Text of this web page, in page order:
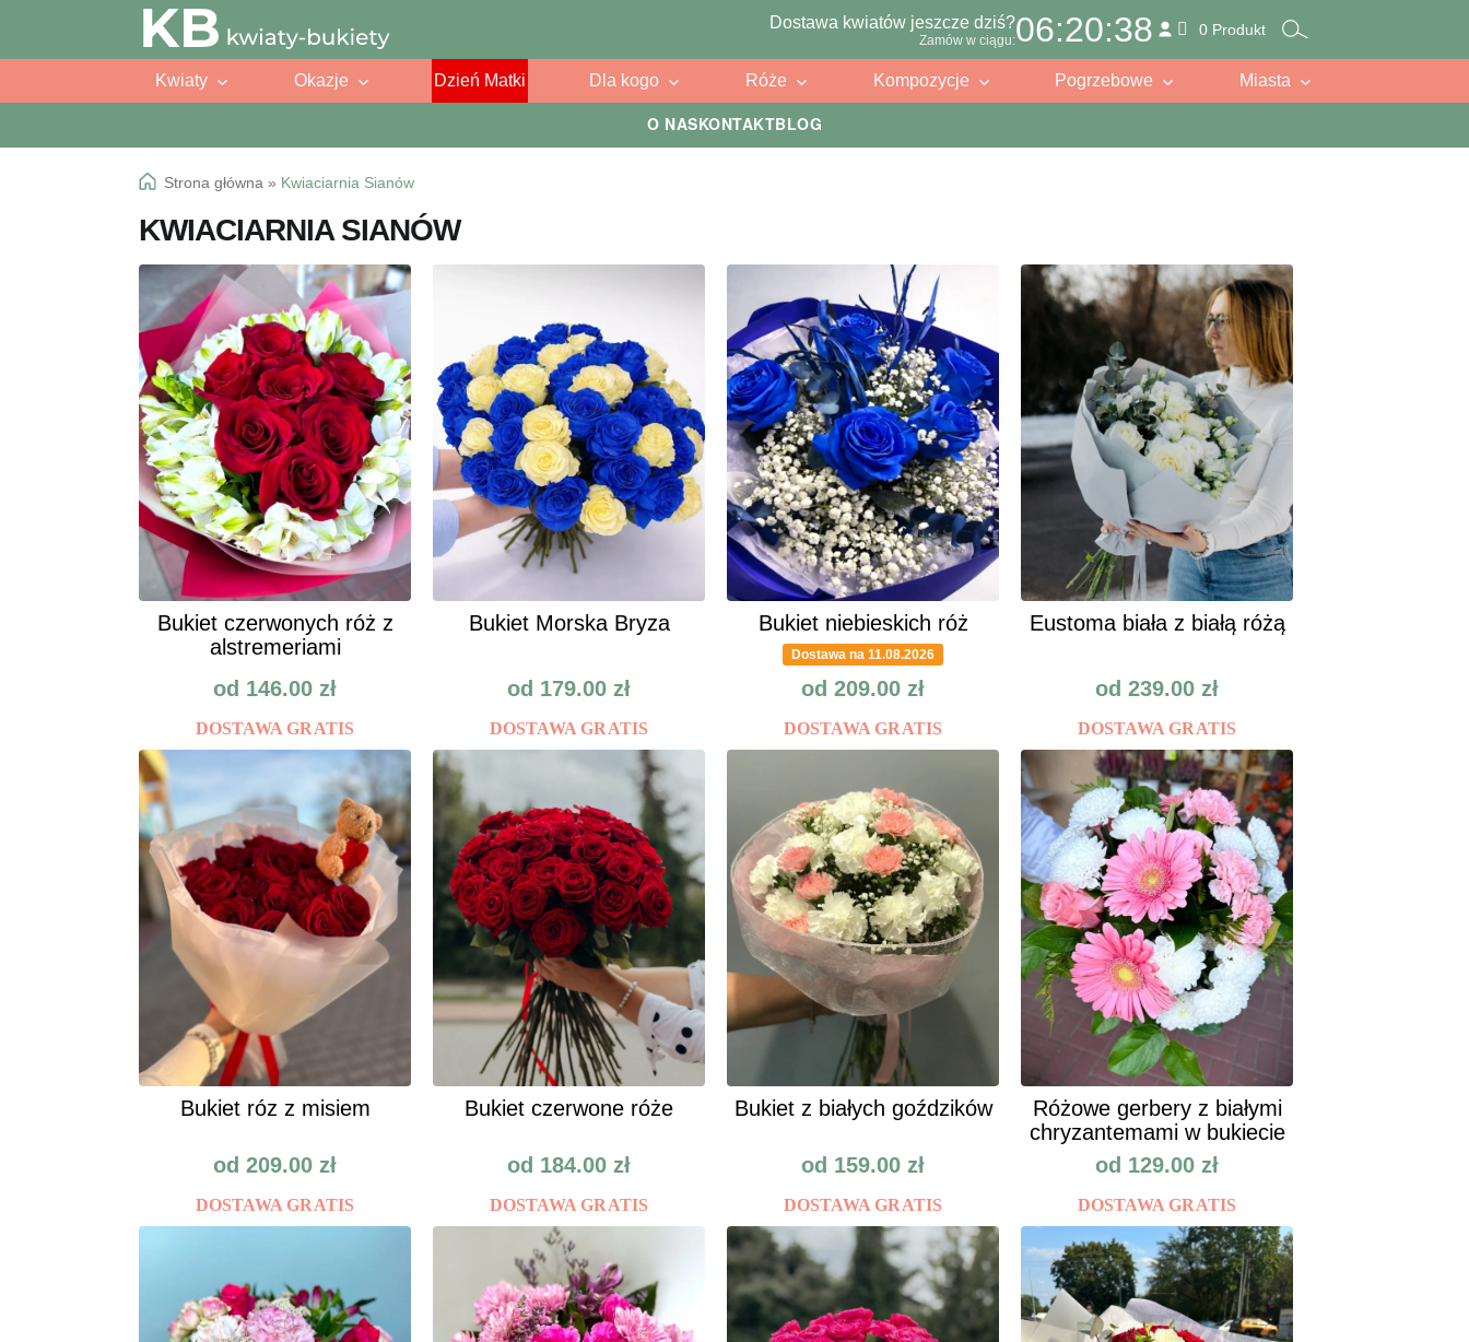
O NASKONTAKTBLOG
Przejdź
do
Przejdź
do
Dostawa kwiatów jeszcze dziś?
Zamów w ciągu:06:20:36 0 Produkt
Kwiaty Okazje Dzień Matki Dla kogo Róże Kompozycje Pogrzebowe Miasta
Strona główna » Kwiaciarnia Sianów
KWIACIARNIA SIANÓW
Bukiet czerwonych róż z
alstremeriami
od 146.00 zł
DOSTAWA GRATIS
Bukiet Morska Bryza
od 179.00 zł
DOSTAWA GRATIS
Bukiet niebieskich róż
Dostawa na 11.08.2026
od 209.00 zł
DOSTAWA GRATIS
Eustoma biała z białą różą
od 239.00 zł
DOSTAWA GRATIS
Bukiet róz z misiem
od 209.00 zł
DOSTAWA GRATIS
Bukiet czerwone róże
od 184.00 zł
DOSTAWA GRATIS
Bukiet z białych goździków
od 159.00 zł
DOSTAWA GRATIS
Różowe gerbery z białymi
chryzantemami w bukiecie
od 129.00 zł
DOSTAWA GRATIS